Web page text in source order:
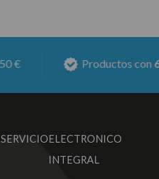
Productos con6
ELECTRONICO
INTEGRAL